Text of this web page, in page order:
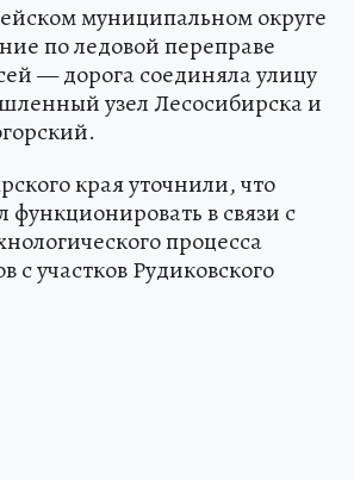
муниципальном округе
по ледовой переправе
— дорога соединяла улицу
узел Лесосибирска и
края уточнили, что
функционировать в связи с
процесса
с участков Рудиковского